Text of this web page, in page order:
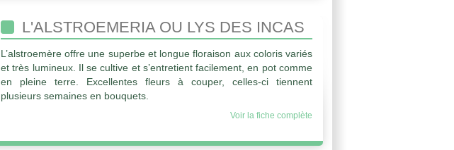
L'ALSTROEMERIA OU LYS DES INCAS
L’alstroemère offre une superbe et longue floraison aux coloris variés
et très lumineux. Il se cultive et s’entretient facilement, en pot comme
en pleine terre. Excellentes fleurs à couper, celles-ci tiennent
plusieurs semaines en bouquets.
Voir la fiche complète